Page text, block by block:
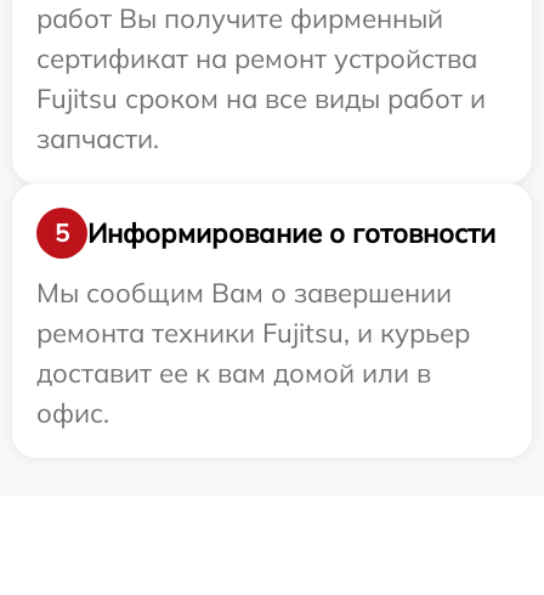
работ Вы получите фирменный
сертификат на ремонт устройства
Fujitsu сроком на все виды работ и
запчасти.
5
Информирование о готовности
Мы сообщим Вам о завершении
ремонта техники Fujitsu, и курьер
доставит ее к вам домой или в
офис.